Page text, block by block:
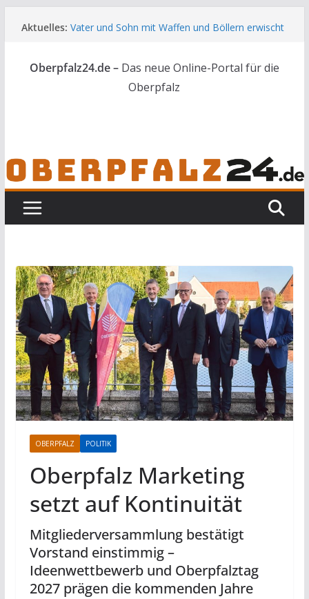
Inhalt
Aktuelles: Vater und Sohn mit Waffen und Böllern erwischt
Audi prallt gegen Brückengeländer in Weiden
Ortsumgehung Waldershof ist eröffnet
Deutsch-amerikanischer Schüleraustausch zu
Oberpfalz24.de – Das neue Online-Portal für die
Oberpfalz
OBERPFALZ POLITIK
Oberpfalz Marketing
setzt auf Kontinuität
Mitgliederversammlung bestätigt
Vorstand einstimmig –
Ideenwettbewerb und Oberpfalztag
2027 prägen die kommenden Jahre